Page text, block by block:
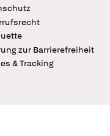
zur Barrierefreiheit
& Tracking